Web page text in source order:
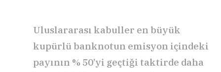
Uluslararası kabuller en büyük
kupürlü banknotun emisyon içindeki
payının % 50’yi geçtiği taktirde daha